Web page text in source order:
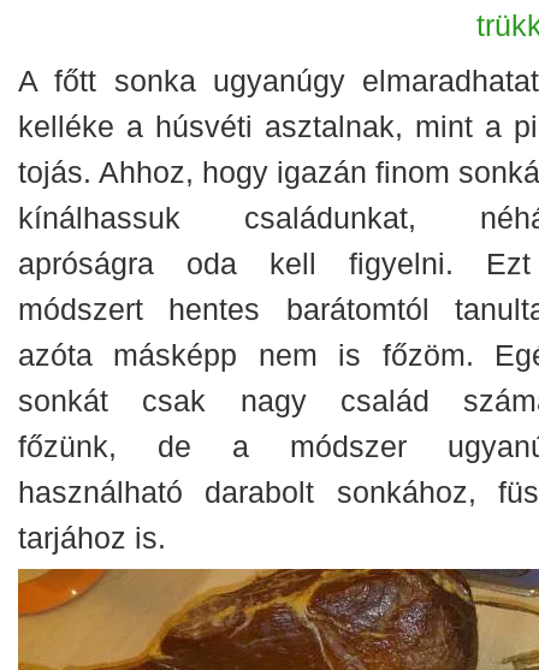
A főtt sonka ugyanúgy
kelléke a húsvéti asztalnak, mint a
tojás. Ahhoz, hogy igazán finom
kínálhassuk családunkat,
apróságra oda kell figyelni.
módszert hentes barátomtól
azóta másképp nem is főzöm.
sonkát csak nagy család
főzünk, de a módszer
használható darabolt sonkához,
tarjához is.